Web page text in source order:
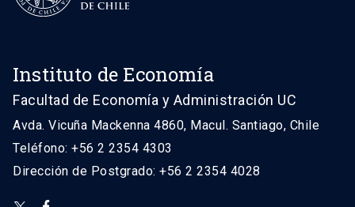
Instituto de Economía
Facultad de Economía y Administración UC
Avda. Vicuña Mackenna 4860, Macul. Santiago, Chile
Teléfono: +56 2 2354 4303
Dirección de Postgrado: +56 2 2354 4028